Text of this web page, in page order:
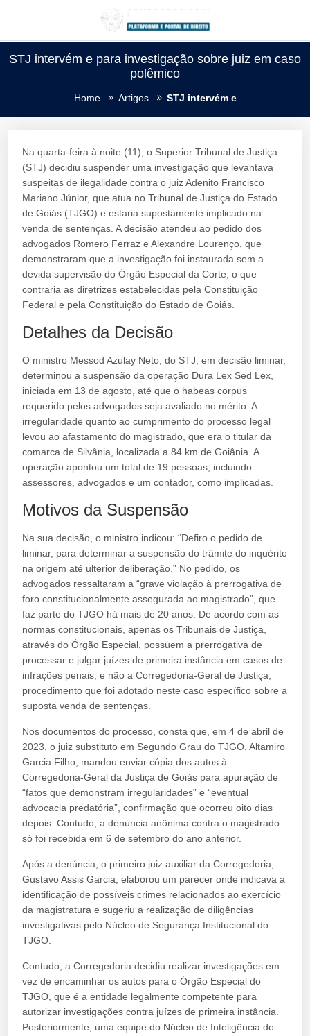
STJ intervém e para investigação sobre juiz em caso
polêmico
Home Artigos STJ intervém e
Na quarta-feira à noite (11), o Superior Tribunal de Justiça
(STJ) decidiu suspender uma investigação que levantava
suspeitas de ilegalidade contra o juiz Adenito Francisco
Mariano Júnior, que atua no Tribunal de Justiça do Estado
de Goiás (TJGO) e estaria supostamente implicado na
venda de sentenças. A decisão atendeu ao pedido dos
advogados Romero Ferraz e Alexandre Lourenço, que
demonstraram que a investigação foi instaurada sem a
devida supervisão do Órgão Especial da Corte, o que
contraria as diretrizes estabelecidas pela Constituição
Federal e pela Constituição do Estado de Goiás.
Detalhes da Decisão
O ministro Messod Azulay Neto, do STJ, em decisão liminar,
determinou a suspensão da operação Dura Lex Sed Lex,
iniciada em 13 de agosto, até que o habeas corpus
requerido pelos advogados seja avaliado no mérito. A
irregularidade quanto ao cumprimento do processo legal
levou ao afastamento do magistrado, que era o titular da
comarca de Silvânia, localizada a 84 km de Goiânia. A
operação apontou um total de 19 pessoas, incluindo
assessores, advogados e um contador, como implicadas.
Motivos da Suspensão
Na sua decisão, o ministro indicou: “Defiro o pedido de
liminar, para determinar a suspensão do trâmite do inquérito
na origem até ulterior deliberação.” No pedido, os
advogados ressaltaram a “grave violação à prerrogativa de
foro constitucionalmente assegurada ao magistrado”, que
faz parte do TJGO há mais de 20 anos. De acordo com as
normas constitucionais, apenas os Tribunais de Justiça,
através do Órgão Especial, possuem a prerrogativa de
processar e julgar juízes de primeira instância em casos de
infrações penais, e não a Corregedoria-Geral de Justiça,
procedimento que foi adotado neste caso específico sobre a
suposta venda de sentenças.
Nos documentos do processo, consta que, em 4 de abril de
2023, o juiz substituto em Segundo Grau do TJGO, Altamiro
Garcia Filho, mandou enviar cópia dos autos à
Corregedoria-Geral da Justiça de Goiás para apuração de
“fatos que demonstram irregularidades” e “eventual
advocacia predatória”, confirmação que ocorreu oito dias
depois. Contudo, a denúncia anônima contra o magistrado
só foi recebida em 6 de setembro do ano anterior.
Após a denúncia, o primeiro juiz auxiliar da Corregedoria,
Gustavo Assis Garcia, elaborou um parecer onde indicava a
identificação de possíveis crimes relacionados ao exercício
da magistratura e sugeriu a realização de diligências
investigativas pelo Núcleo de Segurança Institucional do
TJGO.
Contudo, a Corregedoria decidiu realizar investigações em
vez de encaminhar os autos para o Órgão Especial do
TJGO, que é a entidade legalmente competente para
autorizar investigações contra juízes de primeira instância.
Posteriormente, uma equipe do Núcleo de Inteligência do